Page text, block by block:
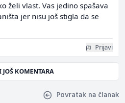
želi vlast. Vas jedino spašava
jer nisu još stigla da se
Prijavi
JOŠ KOMENTARA
Povratak na članak